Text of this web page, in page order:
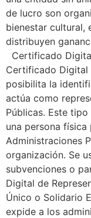
de lucro son
bienestar cultural,
distribuyen
Certificado
Certificado Digital
posibilita la
actúa como
Públicas. Este
una persona
Administraciones
organización. Se
subvenciones o
Digital de
Único o Solidario
expide a los